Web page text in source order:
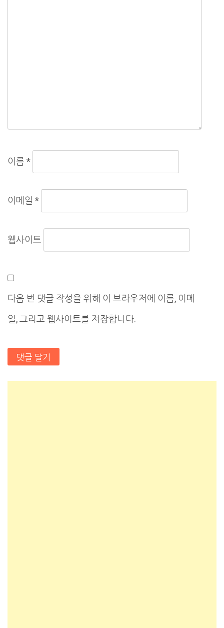
이름 *
이메일 *
웹사이트
다음 번 댓글 작성을 위해 이 브라우저에 이름, 이메
일, 그리고 웹사이트를 저장합니다.